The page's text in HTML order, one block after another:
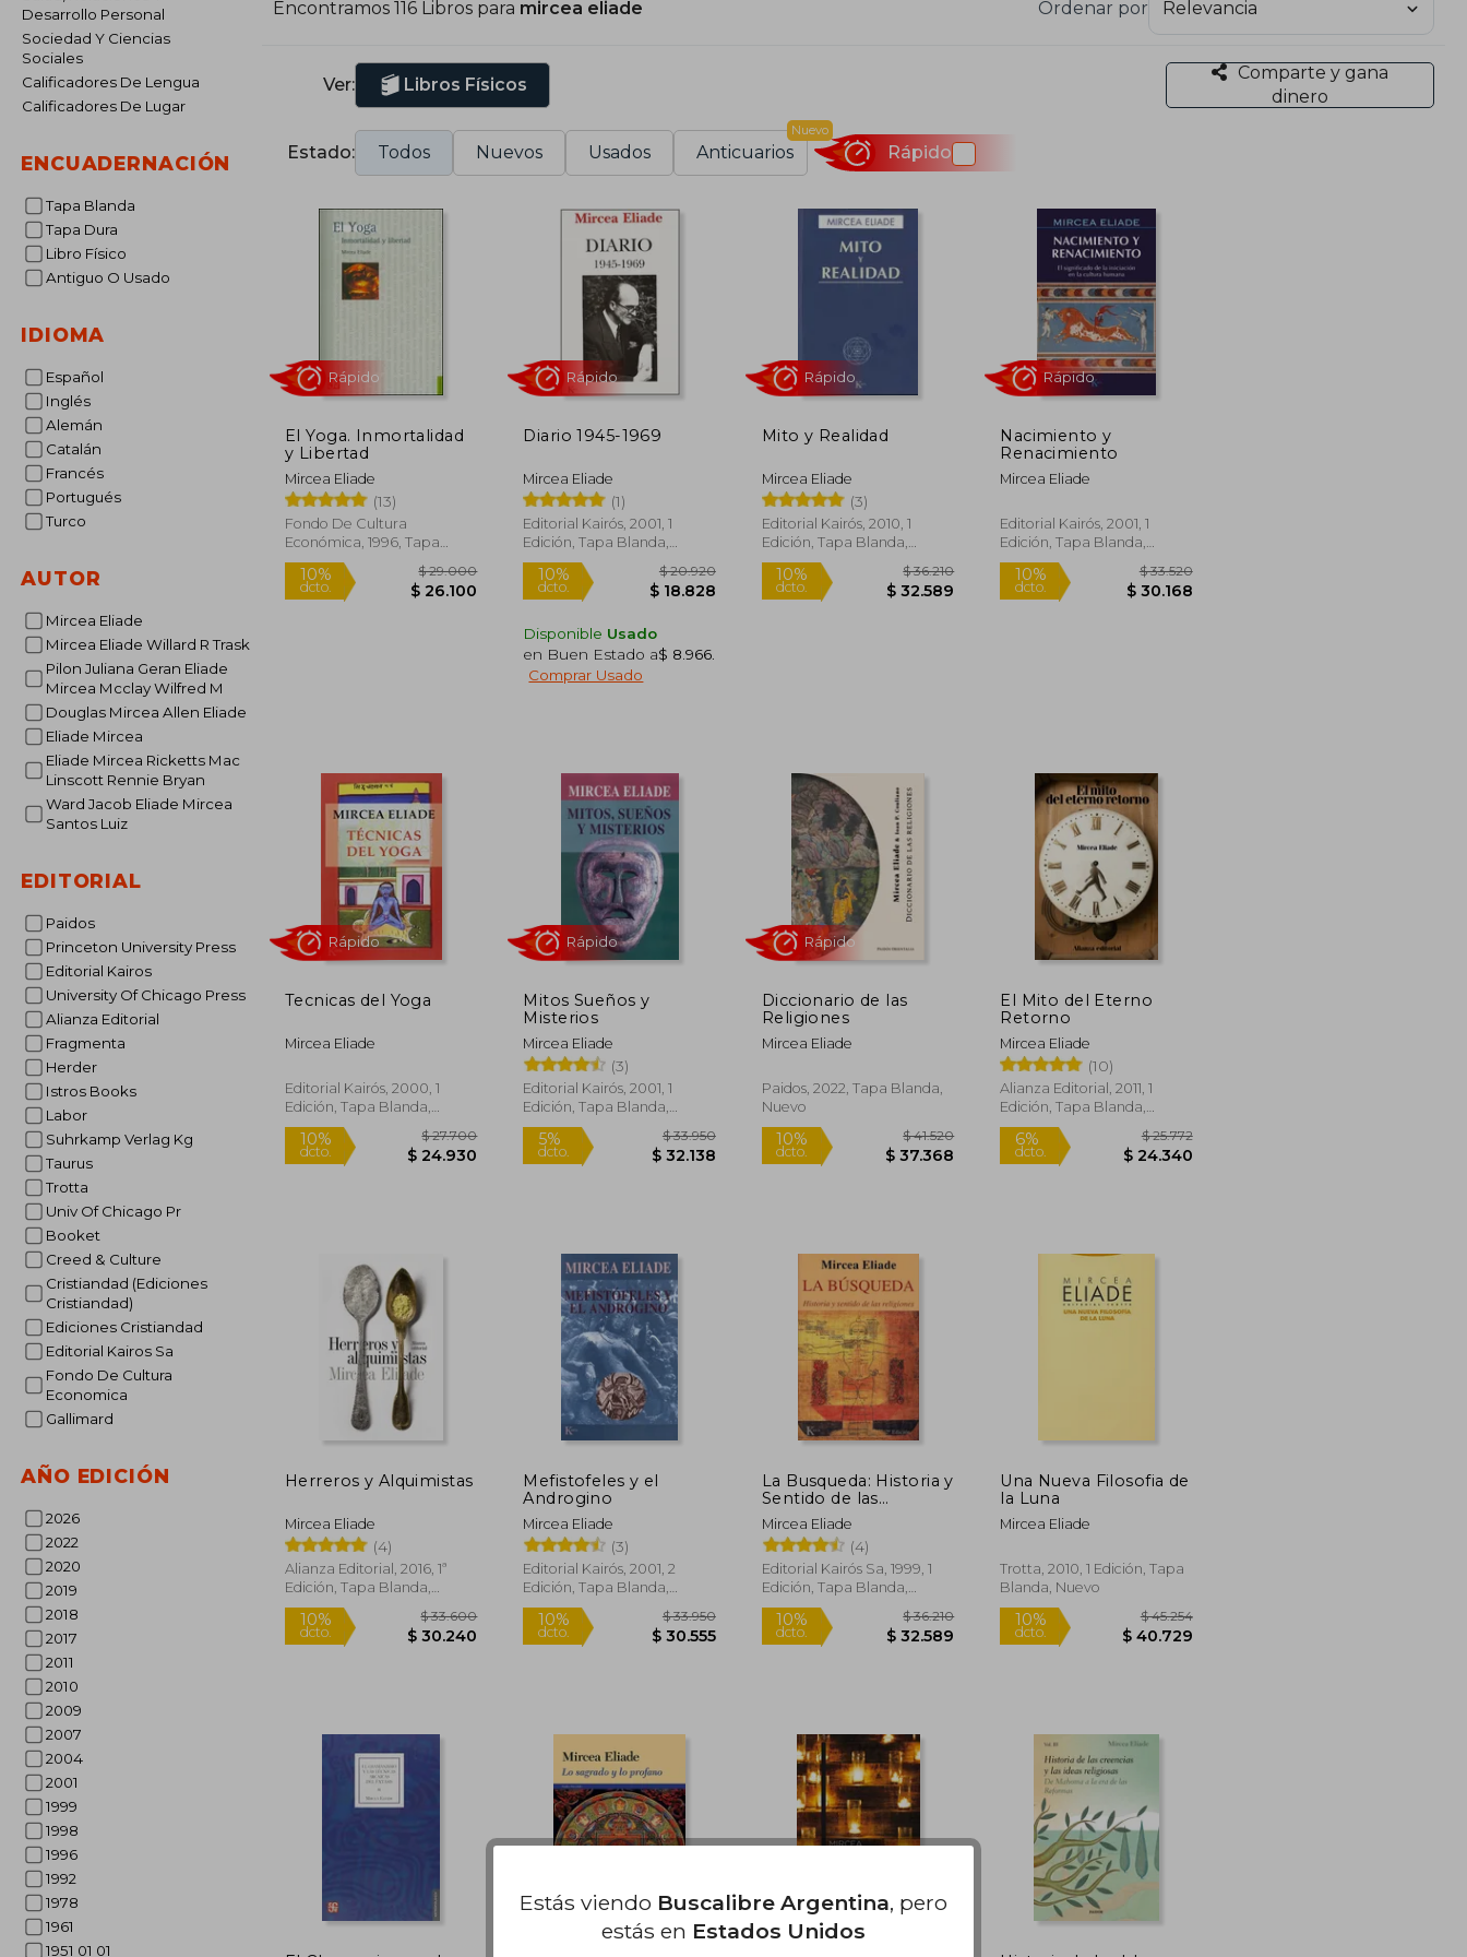
Desarrollo Personal
Sociedad Y Ciencias
Sociales
Calificadores De Lengua
Calificadores De Lugar
ENCUADERNACIÓN
Tapa Blanda
Tapa Dura
Libro Físico
Antiguo O Usado
IDIOMA
Español
Inglés
Alemán
Catalán
Francés
Portugués
Turco
AUTOR
Mircea Eliade
Mircea Eliade Willard R Trask
Pilon Juliana Geran Eliade
Mircea Mcclay Wilfred M
Douglas Mircea Allen Eliade
Eliade Mircea
Eliade Mircea Ricketts Mac
Linscott Rennie Bryan
Ward Jacob Eliade Mircea
Santos Luiz
EDITORIAL
Paidos
Princeton University Press
Editorial Kairos
University Of Chicago Press
Alianza Editorial
Fragmenta
Herder
Istros Books
Labor
Suhrkamp Verlag Kg
Taurus
Trotta
Univ Of Chicago Pr
Booket
Creed & Culture
Cristiandad (Ediciones
Cristiandad)
Ediciones Cristiandad
Editorial Kairos Sa
Fondo De Cultura
Economica
Gallimard
AÑO EDICIÓN
2026
2022
2020
2019
2018
2017
2011
2010
2009
2007
2004
2001
1999
1998
1996
1992
1978
1961
1951 01 01
objetivo era explorar los vínculos entre el pensamiento de Oriente y Occidente.
Mircea Eliade escribió más de 15 ensayos y tres obras narrativas, también se dedicó al periodismo en la
Rumanía de la década de 1930.
Encontramos 116 Libros para mircea eliade Ordenar por
Ver: Libros Físicos
Comparte y gana
dinero
Estado: Todos Nuevos Usados Anticuarios
Nuevo
Rápido
El Yoga. Inmortalidad
y Libertad
Mircea Eliade
(13)
Fondo De Cultura
Económica, 1996, Tapa
Blanda, Nuevo
$ 29.000
Rápido
Diario 1945-1969
Mircea Eliade
(1)
Editorial Kairós, 2001, 1
Edición, Tapa Blanda,
Nuevo
Disponible Usado
en Buen Estado a$ 8.966
Comprar Usado
Mito y Realidad
Mircea Eliade
(3)
Editorial Kairós, 2010, 1
Edición, Tapa Blanda,
Nuevo
Nacimiento y
Renacimiento
Mircea Eliade
Editorial Kairós, 2001, 1
Edición, Tapa Blanda,
Nuevo
Tecnicas del Yoga
Mircea Eliade
Editorial Kairós, 2000, 1
Edición, Tapa Blanda,
Nuevo
10%
dcto.
Rápido
Mitos Sueños y
Misterios
Mircea Eliade
(3)
Editorial Kairós, 2001, 1
Edición, Tapa Blanda,
Nuevo
5%
dcto.
Rápido
Diccionario de las
Religiones
Mircea Eliade
Paidos, 2022, Tapa Blanda,
Nuevo
10%
dcto.
Rápido
El Mito del Eterno
Retorno
Mircea Eliade
(10)
Alianza Editorial, 2011, 1
Edición, Tapa Blanda,
Nuevo
6%
Herreros y Alquimistas
Mircea Eliade
(4)
Alianza Editorial, 2016, 1ª
Edición, Tapa Blanda,
Nuevo
$ 33.600
Mefistofeles y el
Androgino
Mircea Eliade
(3)
Editorial Kairós, 2001, 2
Edición, Tapa Blanda,
Nuevo
$ 33.950
La Busqueda: Historia y
Sentido de las
Religiones
Mircea Eliade
(4)
Editorial Kairós Sa, 1999, 1
Edición, Tapa Blanda,
Nuevo
$ 36.210
$ 32.589
Una Nueva Filosofia de
la Luna
Mircea Eliade
Trotta, 2010, 1 Edición, Tapa
Blanda, Nuevo
10%
dcto.
Estás viendo Buscalibre Argentina, pero
estás en Estados Unidos